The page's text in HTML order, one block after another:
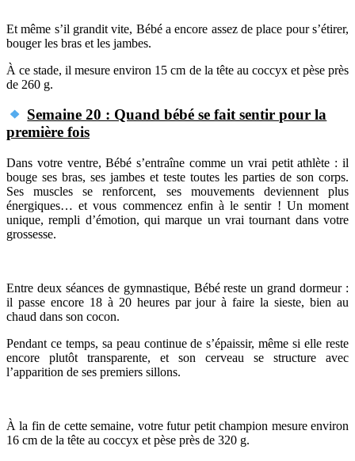
Et même s’il grandit vite, Bébé a encore assez de place pour s’étirer,
bouger les bras et les jambes.
À ce stade, il mesure environ 15 cm de la tête au coccyx et pèse près
de 260 g.
Semaine 20 : Quand bébé se fait sentir pour la
première fois
Dans votre ventre, Bébé s’entraîne comme un vrai petit athlète : il
bouge ses bras, ses jambes et teste toutes les parties de son corps.
Ses muscles se renforcent, ses mouvements deviennent plus
énergiques… et vous commencez enfin à le sentir ! Un moment
unique, rempli d’émotion, qui marque un vrai tournant dans votre
grossesse.
Entre deux séances de gymnastique, Bébé reste un grand dormeur :
il passe encore 18 à 20 heures par jour à faire la sieste, bien au
chaud dans son cocon.
Pendant ce temps, sa peau continue de s’épaissir, même si elle reste
encore plutôt transparente, et son cerveau se structure avec
l’apparition de ses premiers sillons.
À la fin de cette semaine, votre futur petit champion mesure environ
16 cm de la tête au coccyx et pèse près de 320 g.